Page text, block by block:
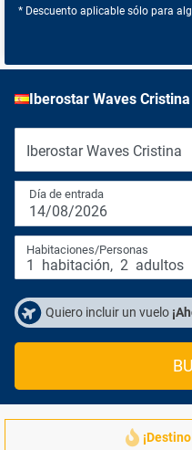
* Descuento aplicable sólo para
Iberostar Waves Cristina
Iberostar Waves Cristina
Día de entrada
14/08/2026
Habitaciones/Personas
1 habitación, 2 adultos
Quiero incluir un vuelo